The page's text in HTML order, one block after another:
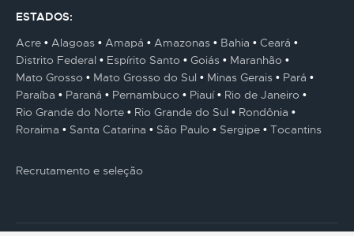
ESTADOS:
Acre
Alagoas Amapá Amazonas Bahia
Ceará
Distrito Federal
Espírito Santo Goiás
Maranhão
Mato Grosso
Mato Grosso do Sul Minas Gerais
Pará
Paraíba
Paraná Pernambuco Piauí
Rio de Janeiro
Rio Grande do Norte
Rio Grande do Sul
Rondônia
Roraima
Santa Catarina São Paulo Sergipe Tocantins
Recrutamento e seleção